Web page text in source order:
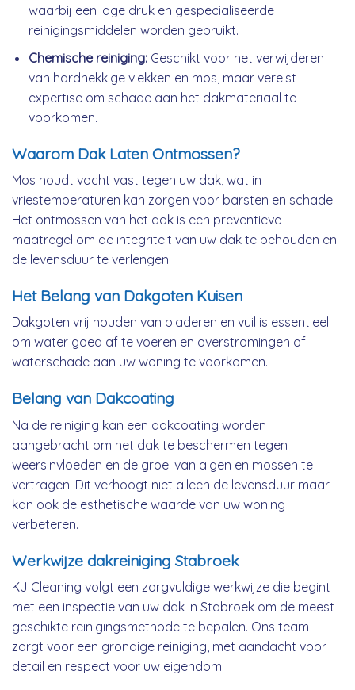
waarbij een lage druk en gespecialiseerde
reinigingsmiddelen worden gebruikt.
Chemische reiniging:Geschikt voor het verwijderen
van hardnekkige vlekken en mos, maar vereist
expertise om schade aan het dakmateriaal te
voorkomen.
Waarom Dak Laten Ontmossen?
Mos houdt vocht vast tegen uw dak, wat in
vriestemperaturen kan zorgen voor barsten en schade.
Het ontmossen van het dak is een preventieve
maatregel om de integriteit van uw dak te behouden en
de levensduur te verlengen.
Het Belang van Dakgoten Kuisen
Dakgoten vrij houden van bladeren en vuil is essentieel
om water goed af te voeren en overstromingen of
waterschade aan uw woning te voorkomen.
Belang van Dakcoating
Na de reiniging kan een dakcoating worden
aangebracht om het dak te beschermen tegen
weersinvloeden en de groei van algen en mossen te
vertragen. Dit verhoogt niet alleen de levensduur maar
kan ook de esthetische waarde van uw woning
verbeteren.
Werkwijze dakreiniging Stabroek
KJ Cleaning volgt een zorgvuldige werkwijze die begint
met een inspectie van uw dak in Stabroek om de meest
geschikte reinigingsmethode te bepalen. Ons team
zorgt voor een grondige reiniging, met aandacht voor
detail en respect voor uw eigendom.